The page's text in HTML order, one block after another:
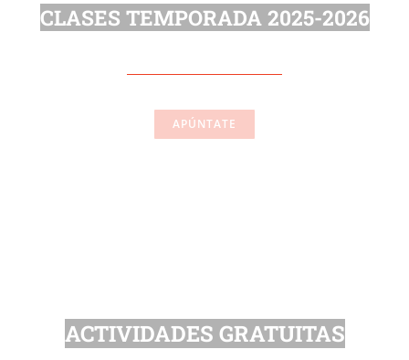
CLASES TEMPORADA 2025-2026
APÚNTATE
ACTIVIDADES GRATUITAS